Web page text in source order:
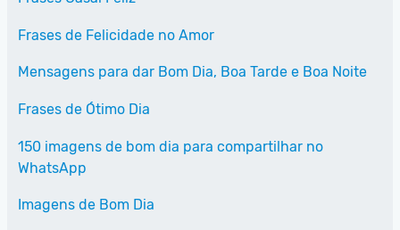
Frases de Felicidade no Amor
Mensagens para dar Bom Dia, Boa Tarde e Boa Noite
Frases de Ótimo Dia
150 imagens de bom dia para compartilhar no
WhatsApp
Imagens de Bom Dia